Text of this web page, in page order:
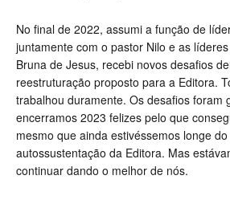
No final de 2022, assumi a função de
juntamente com o pastor Nilo e as
Bruna de Jesus, recebi novos desafios
reestruturação proposto para a Editora.
trabalhou duramente. Os desafios foram
encerramos 2023 felizes pelo que
mesmo que ainda estivéssemos longe
autossustentação da Editora. Mas
continuar dando o melhor de nós.